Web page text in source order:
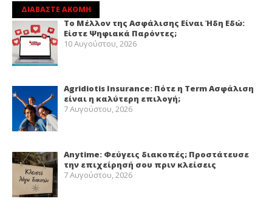
ΔΙΑΒΑΣΤΕ ΑΚΟΜΗ
Το Μέλλον της Ασφάλισης Είναι Ήδη Εδώ:
Είστε Ψηφιακά Παρόντες;
10 Αυγούστου, 2026
Agridiotis Insurance: Πότε η Term Ασφάλιση
είναι η καλύτερη επιλογή;
7 Αυγούστου, 2026
Anytime: Φεύγεις διακοπές; Προστάτευσε
την επιχείρησή σου πριν κλείσεις
7 Αυγούστου, 2026